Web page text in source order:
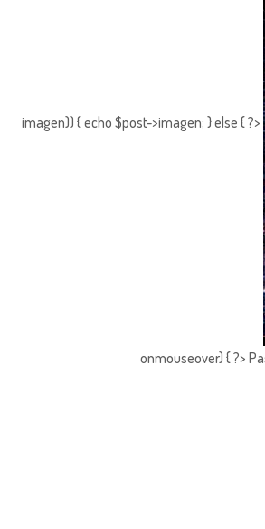
imagen)) { echo $post->imagen; } else { ?>
onmouseover) { ?>